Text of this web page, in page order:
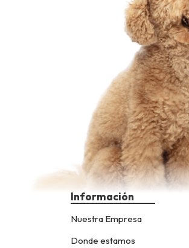
Información
Nuestra Empresa
Donde estamos